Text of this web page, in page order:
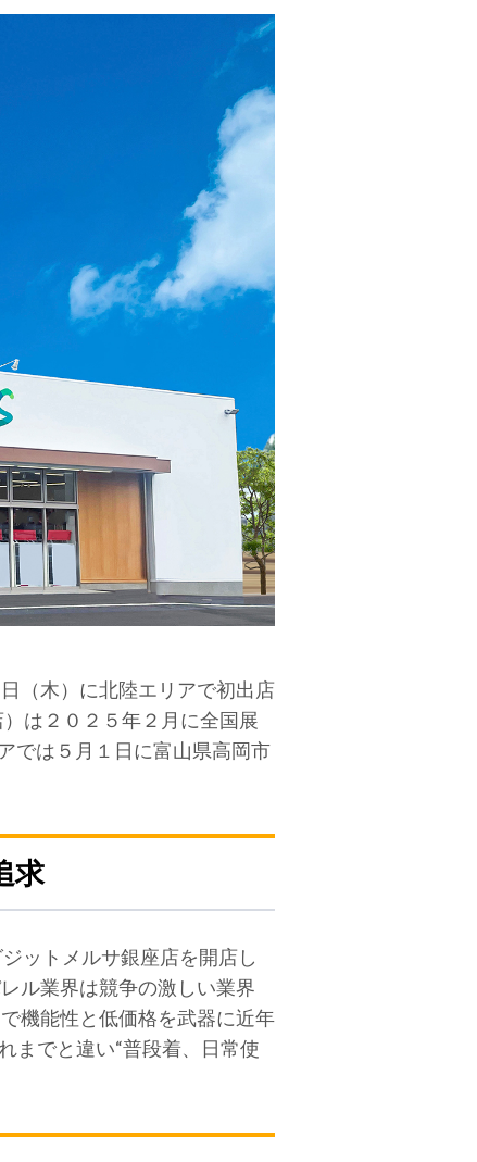
（木）に北陸エリアで初出店
は２０２５年２月に全国展
では５月１日に富山県高岡市
求
ットメルサ銀座店を開店し
ル業界は競争の激しい業界
機能性と低価格を武器に近年
までと違い“普段着、日常使